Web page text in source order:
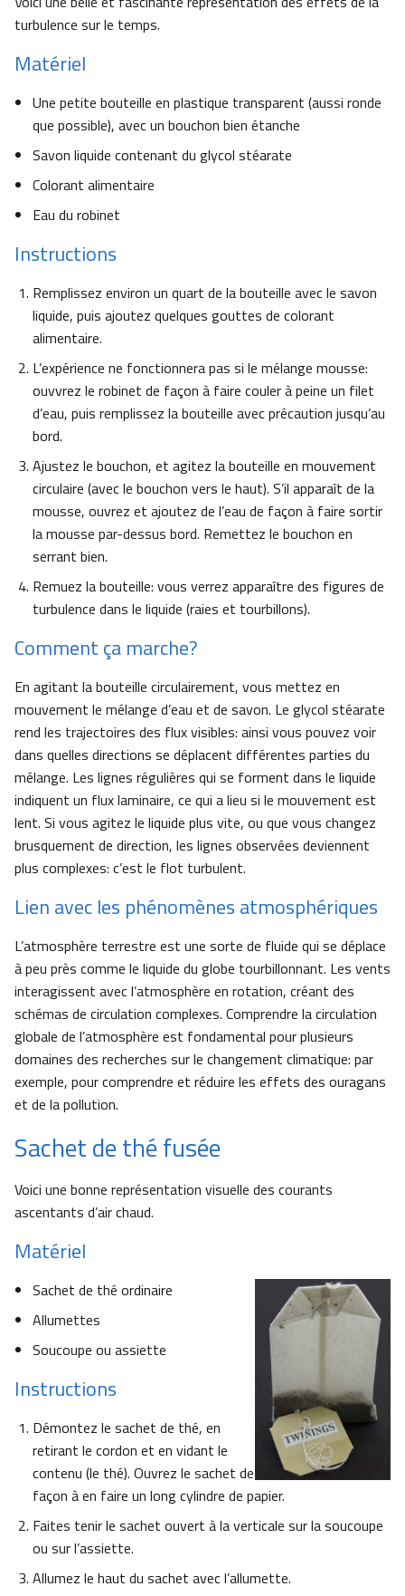
turbulence sur le temps.
Matériel
Une petite bouteille en plastique transparent (aussi ronde
que possible), avec un bouchon bien étanche
Savon liquide contenant du glycol stéarate
Colorant alimentaire
Eau du robinet
Instructions
Remplissez environ un quart de la bouteille avec le savon
liquide, puis ajoutez quelques gouttes de colorant
alimentaire.
L’expérience ne fonctionnera pas si le mélange mousse:
ouvvrez le robinet de façon à faire couler à peine un filet
d’eau, puis remplissez la bouteille avec précaution jusqu’au
bord.
Ajustez le bouchon, et agitez la bouteille en mouvement
circulaire (avec le bouchon vers le haut). S’il apparaît de la
mousse, ouvrez et ajoutez de l’eau de façon à faire sortir
la mousse par-dessus bord. Remettez le bouchon en
serrant bien.
Remuez la bouteille: vous verrez apparaître des figures de
turbulence dans le liquide (raies et tourbillons).
Comment ça marche?
En agitant la bouteille circulairement, vous mettez en
mouvement le mélange d’eau et de savon. Le glycol stéarate
rend les trajectoires des flux visibles: ainsi vous pouvez voir
dans quelles directions se déplacent différentes parties du
mélange. Les lignes régulières qui se forment dans le liquide
indiquent un flux laminaire, ce qui a lieu si le mouvement est
lent. Si vous agitez le liquide plus vite, ou que vous changez
brusquement de direction, les lignes observées deviennent
plus complexes: c’est le flot turbulent.
Lien avec les phénomènes atmosphériques
L’atmosphère terrestre est une sorte de fluide qui se déplace
à peu près comme le liquide du globe tourbillonnant. Les vents
interagissent avec l’atmosphère en rotation, créant des
schémas de circulation complexes. Comprendre la circulation
globale de l’atmosphère est fondamental pour plusieurs
domaines des recherches sur le changement climatique: par
exemple, pour comprendre et réduire les effets des ouragans
et de la pollution.
Sachet de thé fusée
Voici une bonne représentation visuelle des courants
ascentants d’air chaud.
Matériel
Sachet de thé ordinaire
Allumettes
Soucoupe ou assiette
Instructions
Démontez le sachet de thé, en
retirant le cordon et en vidant le
contenu (le thé). Ouvrez le sachet de
façon à en faire un long cylindre de papier.
Faites tenir le sachet ouvert à la verticale sur la soucoupe
ou sur l’assiette.
Allumez le haut du sachet avec l’allumette.